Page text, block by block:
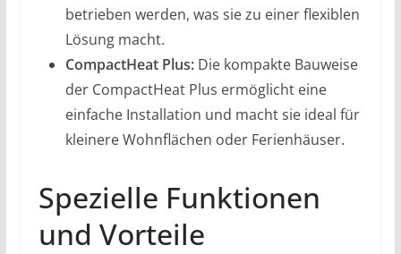
betrieben werden, was sie zu einer flexiblen
Lösung macht.
CompactHeat Plus:Die kompakte Bauweise
der CompactHeat Plus ermöglicht eine
einfache Installation und macht sie ideal für
kleinere Wohnflächen oder Ferienhäuser.
Spezielle Funktionen
und Vorteile